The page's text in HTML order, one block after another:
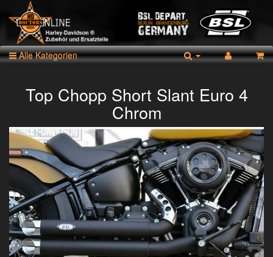
Alle Kategorien
Top Chopp Short Slant Euro 4
Chrom